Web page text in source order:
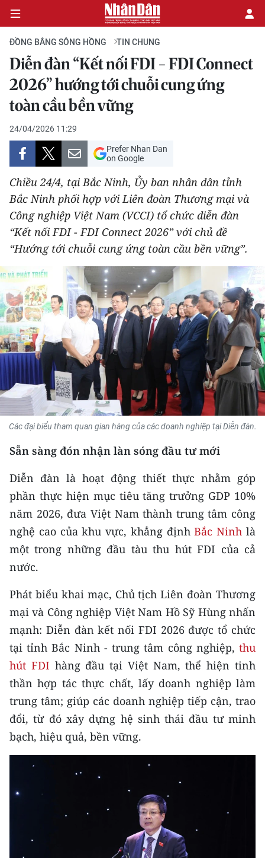
CHÍNH TRỊ
KINH TẾ
VĂN HÓA
XÃ HỘI
PHÁP LUẬT
DU LỊCH
THẾ GIỚI
THỂ THAO
GIÁO DỤC
Y TẾ
KHOA HỌC - CÔNG NGHỆ
MÔI TRƯỜNG
BẠN ĐỌC
KIỂM CHỨNG THÔNG TIN
TRI THỨC CHUYÊN SÂU
54 DÂN TỘC VIỆT NAM
CHƯƠNG TRÌNH OCOP - MỖI XÃ
MỘT SẢN PHẨM
RADIO
MEDIA CENTER
E-Magazine
Video
Media Chính trị
Media Kinh tế
Media Xã hội
Media Thế giới
ĐỒNG BẰNG SÔNG HỒNG TIN CHUNG
Diễn đàn “Kết nối FDI - FDI Connect
2026” hướng tới chuỗi cung ứng
toàn cầu bền vững
24/04/2026 11:29
Prefer Nhan Dan
on Google
Chiều 24/4, tại Bắc Ninh, Ủy ban nhân dân tỉnh
Bắc Ninh phối hợp với Liên đoàn Thương mại và
Công nghiệp Việt Nam (VCCI) tổ chức diễn đàn
“Kết nối FDI - FDI Connect 2026” với chủ đề
“Hướng tới chuỗi cung ứng toàn cầu bền vững”.
Các đại biểu tham quan gian hàng của các doanh nghiệp tại Diễn đàn.
Sẵn sàng đón nhận làn sóng đầu tư mới
Diễn đàn là hoạt động thiết thực nhằm góp
phần thực hiện mục tiêu tăng trưởng GDP 10%
năm 2026, đưa Việt Nam thành trung tâm công
nghệ cao của khu vực, khẳng địnhBắc Ninh là
một trong những đầu tàu thu hút FDI của cả
nước.
Phát biểu khai mạc, Chủ tịch Liên đoàn Thương
mại và Công nghiệp Việt Nam Hồ Sỹ Hùng nhấn
mạnh: Diễn đàn kết nối FDI 2026 được tổ chức
tại tỉnh Bắc Ninh - trung tâm công nghiệp, thu
hút FDI hàng đầu tại Việt Nam, thể hiện tinh
thần hợp tác thực chất, lấy doanh nghiệp làm
trung tâm; giúp các doanh nghiệp tiếp cận, trao
đổi, từ đó xây dựng hệ sinh thái đầu tư minh
bạch, hiệu quả, bền vững.